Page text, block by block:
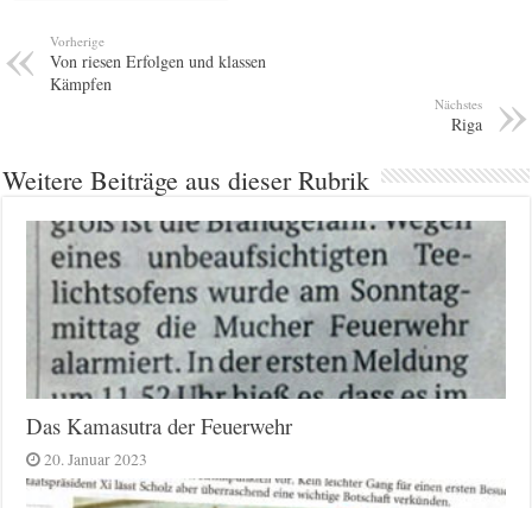
Vorherige
Von riesen Erfolgen und klassen
Kämpfen
Nächstes
Riga
Weitere Beiträge aus dieser Rubrik
Das Kamasutra der Feuerwehr
20. Januar 2023